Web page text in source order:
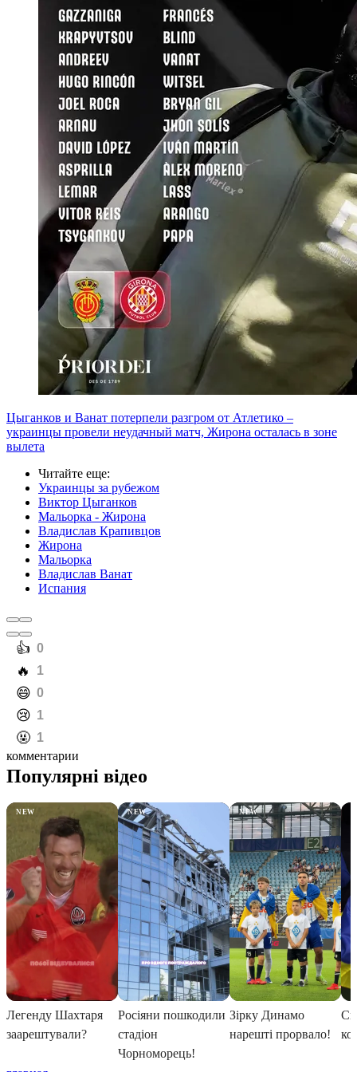
Цыганков и Ванат потерпели разгром от Атлетико –
украинцы провели неудачный матч, Жирона осталась в зоне
вылета
Читайте еще:
Украинцы за рубежом
Виктор Цыганков
Мальорка - Жирона
Владислав Крапивцов
Жирона
Мальорка
Владислав Ванат
Испания
️👍 0
️🔥 1
️😄 0
️😢 1
️🤬 1
комментарии